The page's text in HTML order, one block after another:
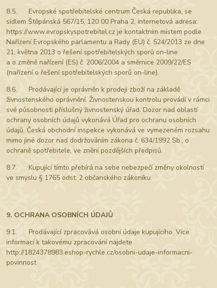
8.5. Evropské spotřebitelské centrum Česká republika, se
sídlem Štěpánská 567/15, 120 00 Praha 2, internetová adresa:
https://www.evropskyspotrebitel.cz je kontaktním místem podle
Nařízení Evropského parlamentu a Rady (EU) č. 524/2013 ze dne
21. května 2013 o řešení spotřebitelských sporů on-line
a o změně nařízení (ES) č. 2006/2004 a směrnice 2009/22/ES
(nařízení o řešení spotřebitelských sporů on-line).
8.6. Prodávající je oprávněn k prodeji zboží na základě
živnostenského oprávnění. Živnostenskou kontrolu provádí v rámci
své působnosti příslušný živnostenský úřad. Dozor nad oblastí
ochrany osobních údajů vykonává Úřad pro ochranu osobních
údajů. Česká obchodní inspekce vykonává ve vymezeném rozsahu
mimo jiné dozor nad dodržováním zákona č. 634/1992 Sb., o
ochraně spotřebitele, ve znění pozdějších předpisů.
8.7. Kupující tímto přebírá na sebe nebezpečí změny okolností
ve smyslu § 1765 odst. 2 občanského zákoníku.
9. OCHRANA OSOBNÍCH ÚDAJŮ
9.1. Prodávající zpracovává osobní údaje kupujícího. Více
informací k takovému zpracování najdete
http://1824378983.eshop-rychle.cz/osobni-udaje-informacni-
povinnost